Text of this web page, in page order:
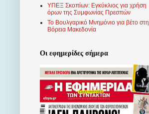
ΥΠΕΞ Σκοπίων: Εγκύκλιος για χρήση
όρων της Συμφωνίας Πρεσπών
Το Βουλγαρικό Μνημόνιο για βέτο στη
Βόρεια Μακεδονία
Οι εφημερίδες σήμερα